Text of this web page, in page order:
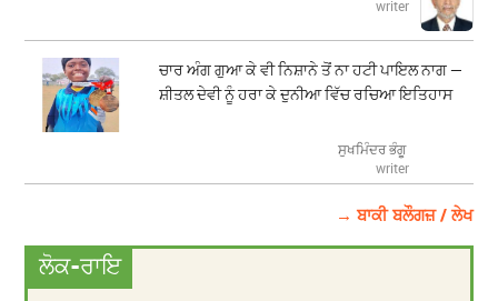
writer
ਚਾਰ ਅੰਗ ਗੁਆ ਕੇ ਵੀ ਨਿਸ਼ਾਨੇ ਤੋਂ ਨਾ ਹਟੀ ਪਾਇਲ ਨਾਗ —
ਸ਼ੀਤਲ ਦੇਵੀ ਨੂੰ ਹਰਾ ਕੇ ਦੁਨੀਆ ਵਿੱਚ ਰਚਿਆ ਇਤਿਹਾਸ
ਸੁਖਮਿੰਦਰ ਭੰਗੂ
writer
→ ਬਾਕੀ ਬਲੌਗਜ਼ / ਲੇਖ
ਲੋਕ-ਰਾਇ